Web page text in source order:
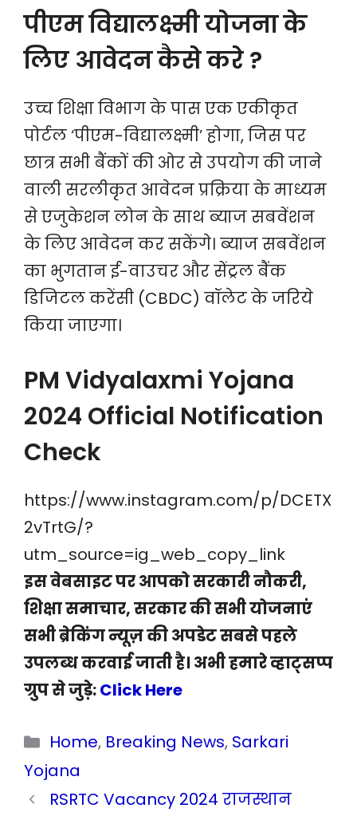
पीएम विद्यालक्ष्मी योजना के
लिए आवेदन कैसे करे ?
उच्च शिक्षा विभाग के पास एक एकीकृत
पोर्टल ‘पीएम-विद्यालक्ष्मी’ होगा, जिस पर
छात्र सभी बैंकों की ओर से उपयोग की जाने
वाली सरलीकृत आवेदन प्रक्रिया के माध्यम
से एजुकेशन लोन के साथ ब्याज सबवेंशन
के लिए आवेदन कर सकेंगे। ब्याज सबवेंशन
का भुगतान ई-वाउचर और सेंट्रल बैंक
डिजिटल करेंसी (CBDC) वॉलेट के जरिये
किया जाएगा।
PM Vidyalaxmi Yojana
2024 Official Notification
Check
https://www.instagram.com/p/DCETX
2vTrtG/?
utm_source=ig_web_copy_link
इस वेबसाइट पर आपको सरकारी नौकरी,
शिक्षा समाचार, सरकार की सभी योजनाएं
सभी ब्रेकिंग न्यूज़ की अपडेट सबसे पहले
उपलब्ध करवाई जाती है। अभी हमारे व्हाट्सप्प
ग्रुप से जुड़े:Click Here
Categories
Home, Breaking News, Sarkari
Yojana
RSRTC Vacancy 2024 राजस्थान